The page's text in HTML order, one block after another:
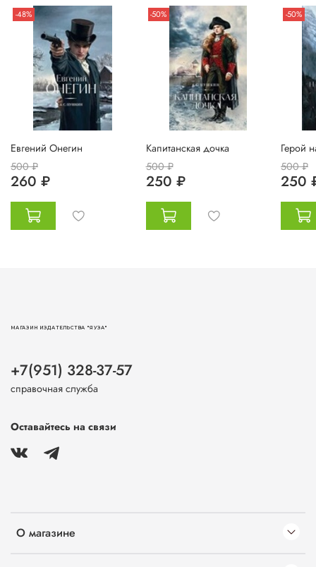
-48%
Евгений Онегин
500 ₽
260 ₽
-50%
Капитанская дочка
500 ₽
250 ₽
-50%
Герой
500 ₽
250
О магазине
МАГАЗИН ИЗДАТЕЛЬСТВА "ЯУЗА"
+7(951) 328-37-57
справочная служба
Оставайтесь на связи